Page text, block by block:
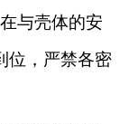
与壳体的安
位，严禁各密